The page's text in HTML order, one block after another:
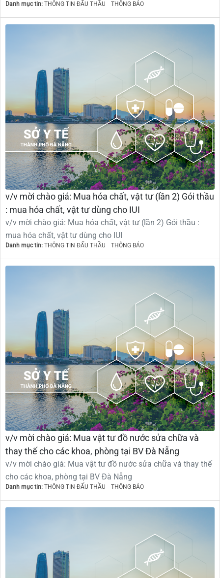
Danh mục tin: THÔNG TIN ĐẤU THẦU THÔNG BÁO
v/v mời chào giá: Mua hóa chất, vật tư (lần 2) Gói thầu
: mua hóa chất, vật tư dùng cho IUI
v/v mời chào giá: Mua hóa chất, vật tư (lần 2) Gói thầu :
mua hóa chất, vật tư dùng cho IUI
Danh mục tin: THÔNG TIN ĐẤU THẦU THÔNG BÁO
v/v mời chào giá: Mua vật tư đồ nước sửa chữa và
thay thế cho các khoa, phòng tại BV Đà Nẵng
v/v mời chào giá: Mua vật tư đồ nước sửa chữa và thay thế
cho các khoa, phòng tại BV Đà Nẵng
Danh mục tin: THÔNG TIN ĐẤU THẦU THÔNG BÁO